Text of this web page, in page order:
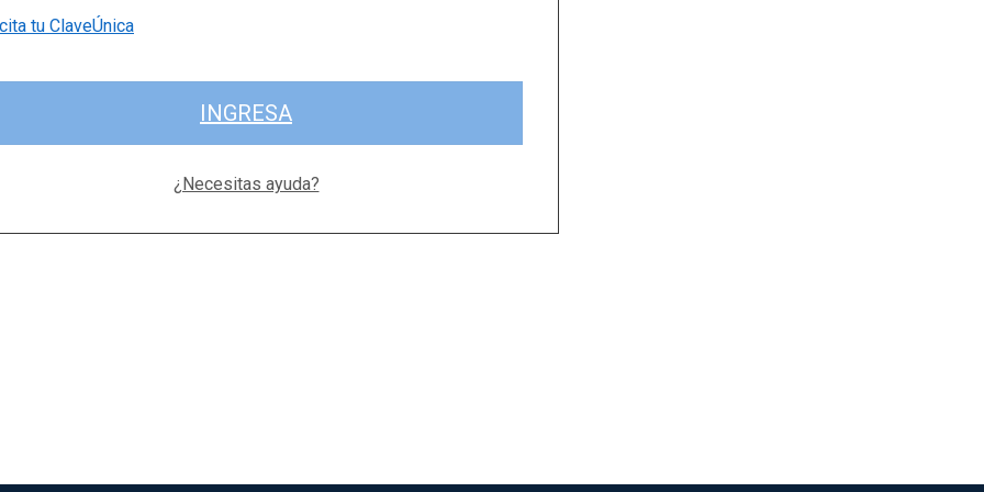
tu ClaveÚnica
INGRESA
¿Necesitas ayuda?